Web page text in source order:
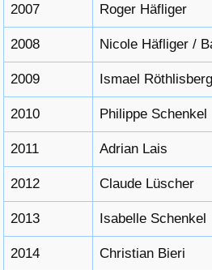
2007 Roger Häfliger
2008 Nicole Häfliger /
2009 Ismael
2010 Philippe Schenkel
2011 Adrian Lais
2012 Claude Lüscher
2013 Isabelle Schenkel
2014 Christian Bieri